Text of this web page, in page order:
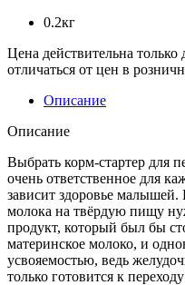
0.2кг
Цена действительна
отличаться от цен в
Описание
Описание
Выбрать корм-стартер для
очень ответственное для
зависит здоровье малышей.
молока на твёрдую пищу
продукт, который был бы
материнское молоко, и
усвояемостью, ведь
только готовится к